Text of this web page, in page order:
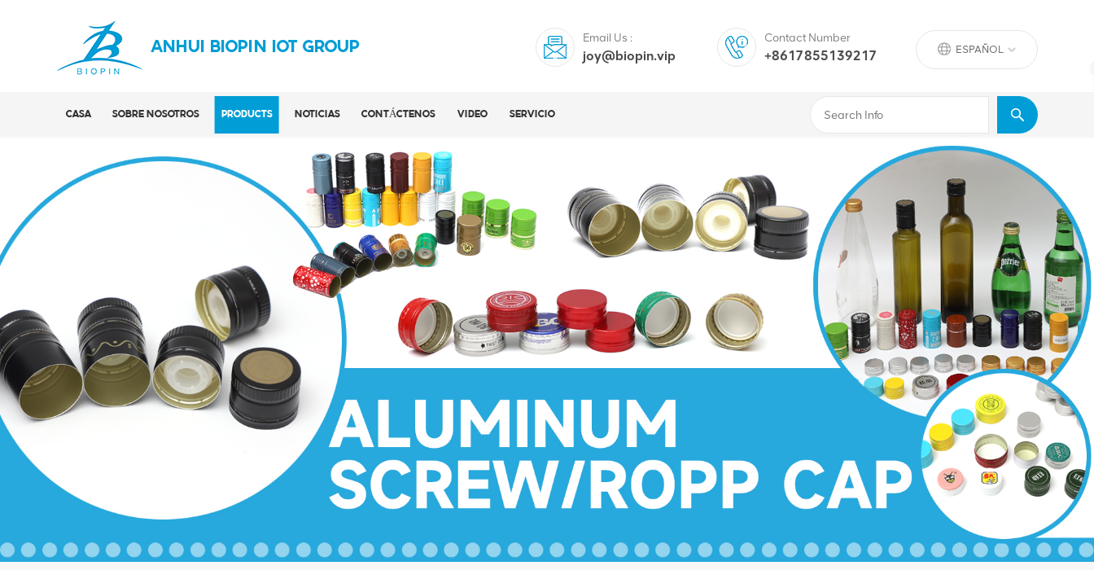
ANHUI BIOPIN IOT GROUP ESPAÑOL
Email Us :
joy@biopin.vip
Contact Number
+8617855139217
CASA SOBRE NOSOTROS PRODUCTS NOTICIAS CONTÁCTENOS VIDEO SERVICIO